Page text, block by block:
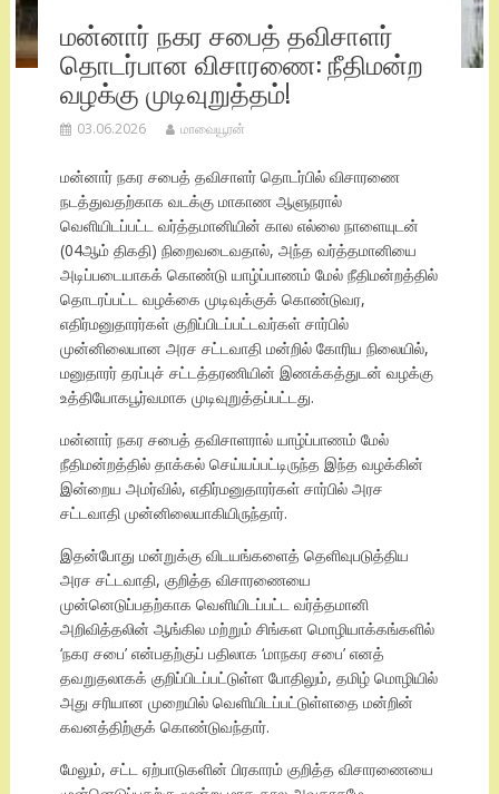
மன்னார் நகர சபைத் தவிசாளர்
தொடர்பான விசாரணை: நீதிமன்ற
வழக்கு முடிவுறுத்தம்!
03.06.2026 மாவையூரன்
மன்னார் நகர சபைத் தவிசாளர் தொடர்பில் விசாரணை
நடத்துவதற்காக வடக்கு மாகாண ஆளுநரால்
வெளியிடப்பட்ட வர்த்தமானியின் கால எல்லை நாளையுடன்
(04ஆம் திகதி) நிறைவடைவதால், அந்த வர்த்தமானியை
அடிப்படையாகக் கொண்டு யாழ்ப்பாணம் மேல் நீதிமன்றத்தில்
தொடரப்பட்ட வழக்கை முடிவுக்குக் கொண்டுவர,
எதிர்மனுதாரர்கள் குறிப்பிடப்பட்டவர்கள் சார்பில்
முன்னிலையான அரச சட்டவாதி மன்றில் கோரிய நிலையில்,
மனுதாரர் தரப்புச் சட்டத்தரணியின் இணக்கத்துடன் வழக்கு
உத்தியோகபூர்வமாக முடிவுறுத்தப்பட்டது.
மன்னார் நகர சபைத் தவிசாளரால் யாழ்ப்பாணம் மேல்
நீதிமன்றத்தில் தாக்கல் செய்யப்பட்டிருந்த இந்த வழக்கின்
இன்றைய அமர்வில், எதிர்மனுதாரர்கள் சார்பில் அரச
சட்டவாதி முன்னிலையாகியிருந்தார்.
இதன்போது மன்றுக்கு விடயங்களைத் தெளிவுபடுத்திய
அரச சட்டவாதி, குறித்த விசாரணையை
முன்னெடுப்பதற்காக வெளியிடப்பட்ட வர்த்தமானி
அறிவித்தலின் ஆங்கில மற்றும் சிங்கள மொழியாக்கங்களில்
‘நகர சபை’ என்பதற்குப் பதிலாக ‘மாநகர சபை’ எனத்
தவறுதலாகக் குறிப்பிடப்பட்டுள்ள போதிலும், தமிழ் மொழியில்
அது சரியான முறையில் வெளியிடப்பட்டுள்ளதை மன்றின்
கவனத்திற்குக் கொண்டுவந்தார்.
மேலும், சட்ட ஏற்பாடுகளின் பிரகாரம் குறித்த விசாரணையை